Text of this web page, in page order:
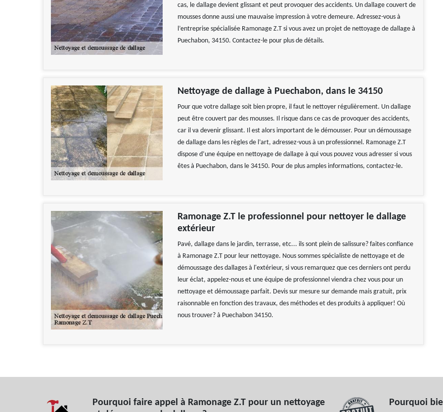
cas, le dallage devient glissant et peut provoquer des accidents. Un dallage couvert de
mousses donne aussi une mauvaise impression à votre demeure. Adressez-vous à
l’entreprise spécialisée Ramonage Z.T si vous avez un projet de nettoyage de dallage à
Puechabon, 34150. Contactez-le pour plus de détails.
Nettoyage de dallage à Puechabon, dans le 34150
Pour que votre dallage soit bien propre, il faut le nettoyer régulièrement. Un dallage
peut être couvert par des mousses. Il risque dans ce cas de provoquer des accidents,
car il va devenir glissant. Il est alors important de le démousser. Pour un démoussage
de dallage dans les règles de l’art, adressez-vous à un professionnel. Ramonage Z.T
dispose d’une équipe en nettoyage de dallage à qui vous pouvez vous adresser si vous
êtes à Puechabon, dans le 34150. Pour de plus amples informations, contactez-le.
Ramonage Z.T le professionnel pour nettoyer le dallage
extérieur
Pavé, dallage dans le jardin, terrasse, etc... ils sont plein de salissure? faites confiance
à Ramonage Z.T pour leur nettoyage. Nous sommes spécialiste de nettoyage et de
démoussage des dallages à l'extérieur, si vous remarquez que ces derniers ont perdu
leur éclat, appelez-nous et une équipe de professionnel viendra chez vous pour un
nettoyage et démoussage parfait. Devis sur mesure sur demande mais gratuit, prix
raisonnable en fonction des travaux, des méthodes et des produits à appliquer! Où
nous trouver? à Puechabon 34150.
Pourquoi faire appel à Ramonage Z.T pour un nettoyage
Pourquoi